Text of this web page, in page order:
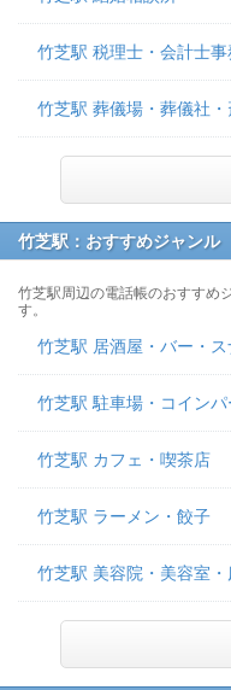
竹芝駅 税理士・会計士事
竹芝駅 葬儀場・葬儀社・
竹芝駅：おすすめジャンル
竹芝駅周辺の電話帳のおすすめ
す。
竹芝駅 居酒屋・バー・ス
竹芝駅 駐車場・コイン
竹芝駅 カフェ・喫茶店
竹芝駅 ラーメン・餃子
竹芝駅 美容院・美容室・